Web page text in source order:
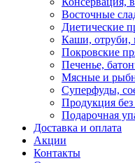
Восточные
Диетические
Каши, отруби,
Покровские
Печенье,
Мясные и
Суперфуды,
Продукция без
Подарочная
Доставка и оплата
Акции
Контакты